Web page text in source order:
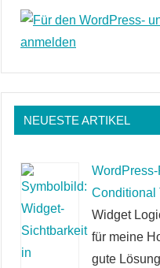
NEUESTE ARTIKEL
Conditional
Widget
für meine
gute